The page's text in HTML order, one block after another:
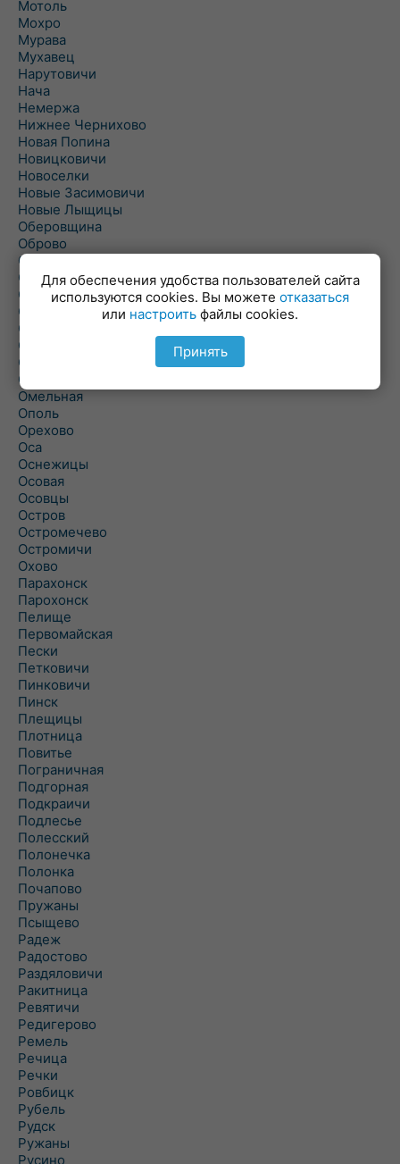
Мотоль
Мохро
Мурава
Мухавец
Нарутовичи
Нача
Немержа
Нижнее Чернихово
Новая Попина
Новицковичи
Новоселки
Новые Засимовичи
Новые Лыщицы
Оберовщина
Оброво
Огаревичи
Одрижин
Оздамичи
Озяты
Олтуш
Ольманы
Ольпень
Ольшаны
Омельная
Ополь
Орехово
Оса
Оснежицы
Осовая
Осовцы
Остров
Остромечево
Остромичи
Охово
Парахонск
Парохонск
Пелище
Первомайская
Пески
Петковичи
Пинковичи
Пинск
Плещицы
Плотница
Повитье
Пограничная
Подгорная
Подкраичи
Подлесье
Полесский
Полонечка
Полонка
Почапово
Пружаны
Псыщево
Радеж
Радостово
Раздяловичи
Ракитница
Ревятичи
Редигерово
Ремель
Речица
Речки
Ровбицк
Рубель
Рудск
Ружаны
Русино
Для обеспечения удобства пользователей сайта
используются cookies. Вы можете отказаться
или настроить файлы cookies.
Принять